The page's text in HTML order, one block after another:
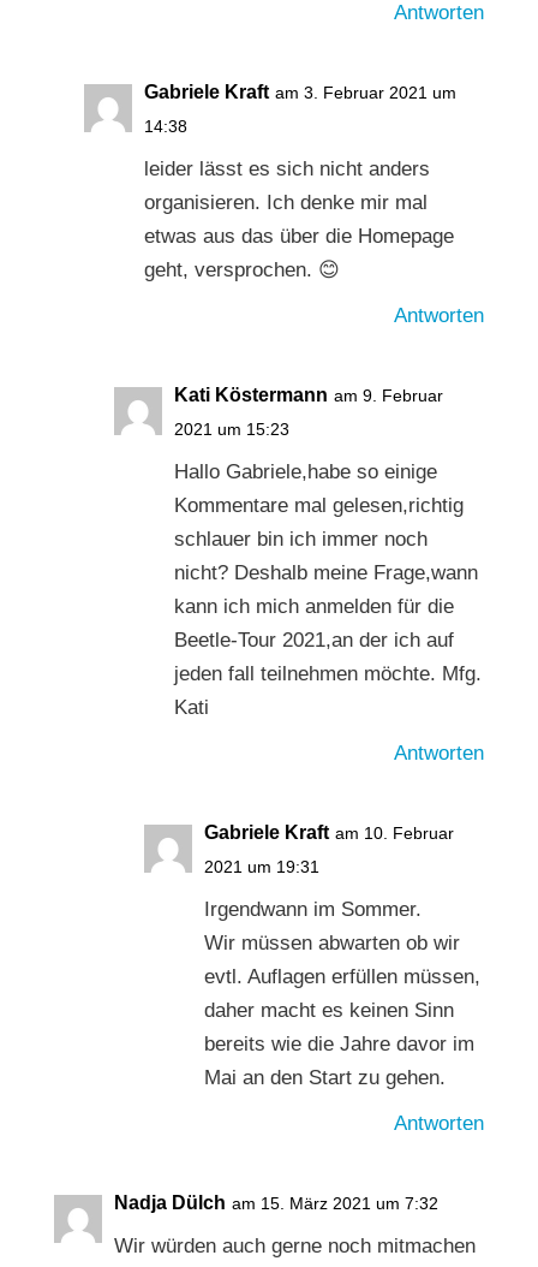
Antworten
Gabriele Kraft am 3. Februar 2021 um
14:38
leider lässt es sich nicht anders
organisieren. Ich denke mir mal
etwas aus das über die Homepage
geht, versprochen. 😊
Antworten
Kati Köstermann am 9. Februar
2021 um 15:23
Hallo Gabriele,habe so einige
Kommentare mal gelesen,richtig
schlauer bin ich immer noch
nicht? Deshalb meine Frage,wann
kann ich mich anmelden für die
Beetle-Tour 2021,an der ich auf
jeden fall teilnehmen möchte. Mfg.
Kati
Antworten
Gabriele Kraft am 10. Februar
2021 um 19:31
Irgendwann im Sommer.
Wir müssen abwarten ob wir
evtl. Auflagen erfüllen müssen,
daher macht es keinen Sinn
bereits wie die Jahre davor im
Mai an den Start zu gehen.
Antworten
Nadja Dülch am 15. März 2021 um 7:32
Wir würden auch gerne noch mitmachen